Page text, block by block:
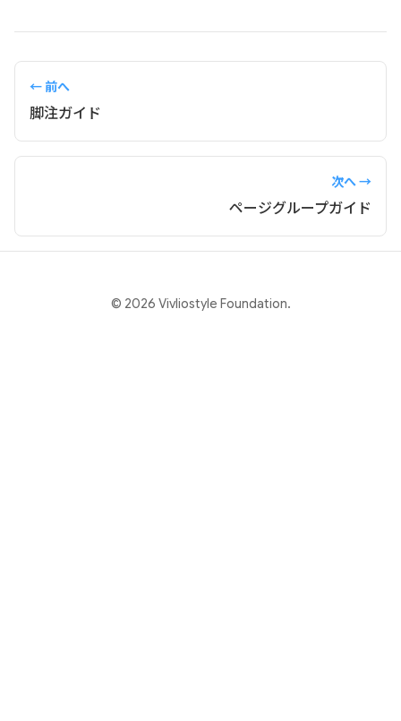
← 前へ
脚注ガイド
次へ →
ページグループガイド
© 2026 Vivliostyle Foundation.